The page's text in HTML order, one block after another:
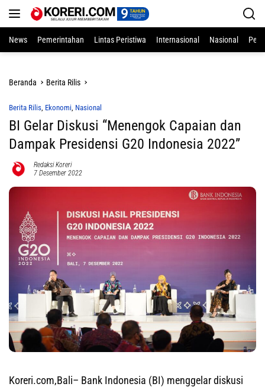
News
Pemerintahan Lintas Peristiwa Internasional Nasional
Beranda Berita Rilis
Berita Rilis, Ekonomi, Nasional
BI Gelar Diskusi “Menengok Capaian dan
Dampak Presidensi G20 Indonesia 2022”
Redaksi Koreri
7 Desember 2022
Koreri.com,Bali– Bank Indonesia (BI) menggelar diskusi